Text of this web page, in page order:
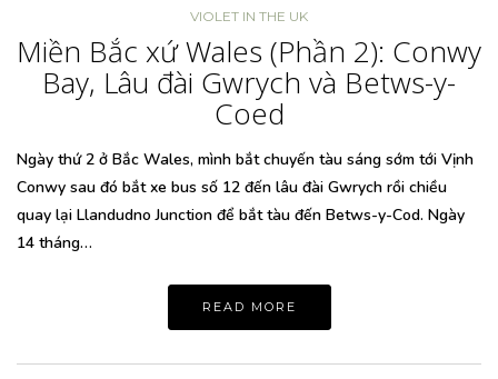
VIOLET IN THE UK
Miền Bắc xứ Wales (Phần 2): Conwy
Bay, Lâu đài Gwrych và Betws-y-
Coed
Ngày thứ 2 ở Bắc Wales, mình bắt chuyến tàu sáng sớm tới Vịnh
Conwy sau đó bắt xe bus số 12 đến lâu đài Gwrych rồi chiều
quay lại Llandudno Junction để bắt tàu đến Betws-y-Cod. Ngày
14 tháng…
READ MORE